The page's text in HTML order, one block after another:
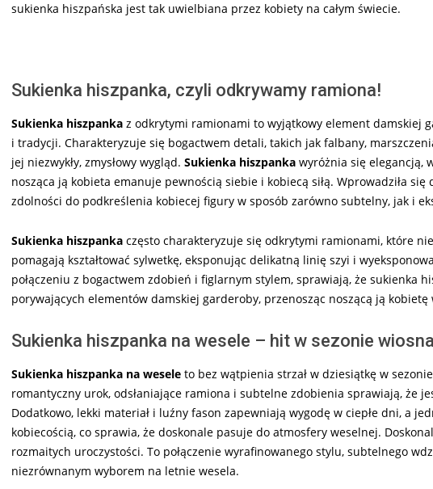
sukienka hiszpańska jest tak uwielbiana przez kobiety na całym świecie.
Sukienka hiszpanka, czyli odkrywamy ramiona!
Sukienka hiszpanka z odkrytymi ramionami to wyjątkowy element damskiej
i tradycji. Charakteryzuje się bogactwem detali, takich jak falbany,
jej niezwykły, zmysłowy wygląd. Sukienka hiszpanka wyróżnia się elegancją,
nosząca ją kobieta emanuje pewnością siebie i kobiecą siłą. Wprowadziła
zdolności do podkreślenia kobiecej figury w sposób zarówno subtelny, jak i
Sukienka hiszpanka często charakteryzuje się odkrytymi ramionami, które
pomagają kształtować sylwetkę, eksponując delikatną linię szyi i
połączeniu z bogactwem zdobień i figlarnym stylem, sprawiają, że sukienka
porywających elementów damskiej garderoby, przenosząc noszącą ją
Sukienka hiszpanka na wesele – hit w sezonie
Sukienka hiszpanka na wesele to bez wątpienia strzał w dziesiątkę w
romantyczny urok, odsłaniające ramiona i subtelne zdobienia sprawiają, że
Dodatkowo, lekki materiał i luźny fason zapewniają wygodę w ciepłe dni, a
kobiecością, co sprawia, że doskonale pasuje do atmosfery weselnej.
rozmaitych uroczystości. To połączenie wyrafinowanego stylu, subtelnego
niezrównanym wyborem na letnie wesela.